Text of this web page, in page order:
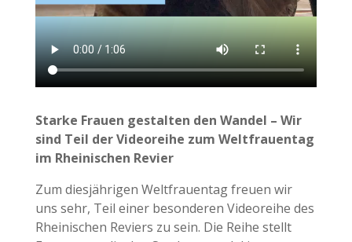
Starke Frauen gestalten den Wandel – Wir
sind Teil der Videoreihe zum Weltfrauentag
im Rheinischen Revier
Zum diesjährigen Weltfrauentag freuen wir
uns sehr, Teil einer besonderen Videoreihe des
Rheinischen Reviers zu sein. Die Reihe stellt